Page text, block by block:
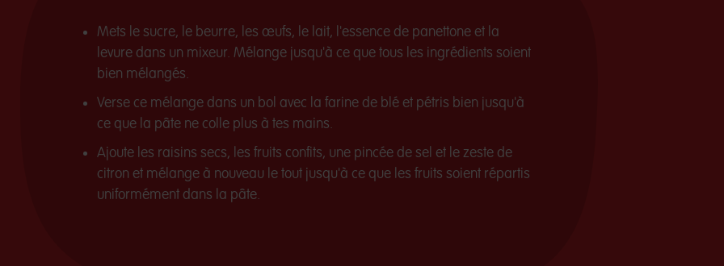
Mets le sucre, le beurre, les œufs, le lait, l'essence de panettone et la
levure dans un mixeur. Mélange jusqu'à ce que tous les ingrédients soient
bien mélangés.
Verse ce mélange dans un bol avec la farine de blé et pétris bien jusqu'à
ce que la pâte ne colle plus à tes mains.
Ajoute les raisins secs, les fruits confits, une pincée de sel et le zeste de
citron et mélange à nouveau le tout jusqu'à ce que les fruits soient répartis
uniformément dans la pâte.